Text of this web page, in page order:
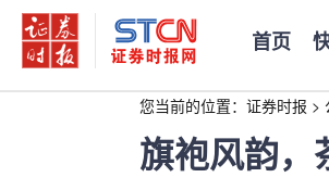
首页
您当前的位置： 证券时报 >
旗袍风韵，